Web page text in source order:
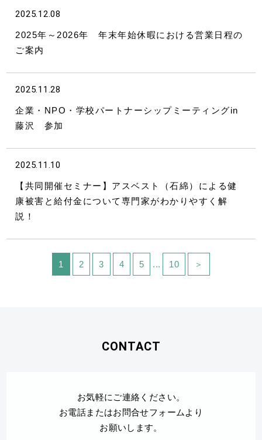
2025.12.08
2025年～2026年 年末年始休暇における営業日程の
ご案内
2025.11.28
企業・NPO・学校パートナーシップミーティングin
藤沢 参加
2025.11.10
【共同開催セミナー】アスベスト（石綿）による健
康被害と給付金について専門家がわかりやすく解
説！
1 2 3 4 5 ... 10 ＞
CONTACT
お気軽にご連絡ください。
お電話またはお問合せフォームより
お願いします。